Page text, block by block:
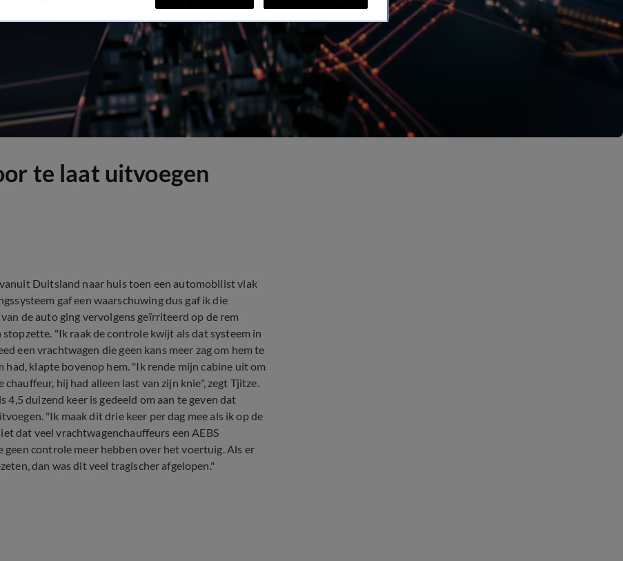
te laat uitvoegen
Duitsland naar huis toen een automobilist vlak
gaf een waarschuwing dus gaf ik die
de auto ging vervolgens geïrriteerd op de rem
"Ik raak de controle kwijt als dat systeem in
een vrachtwagen die geen kans meer zag om hem te
klapte bovenop hem. "Ik rende mijn cabine uit om
hij had alleen last van zijn knie", zegt Tjitze.
duizend keer is gedeeld om aan te geven dat
"Ik maak dit drie keer per dag mee als ik op de
dat veel vrachtwagenchauffeurs een AEBS
controle meer hebben over het voertuig. Als er
dan was dit veel tragischer afgelopen."